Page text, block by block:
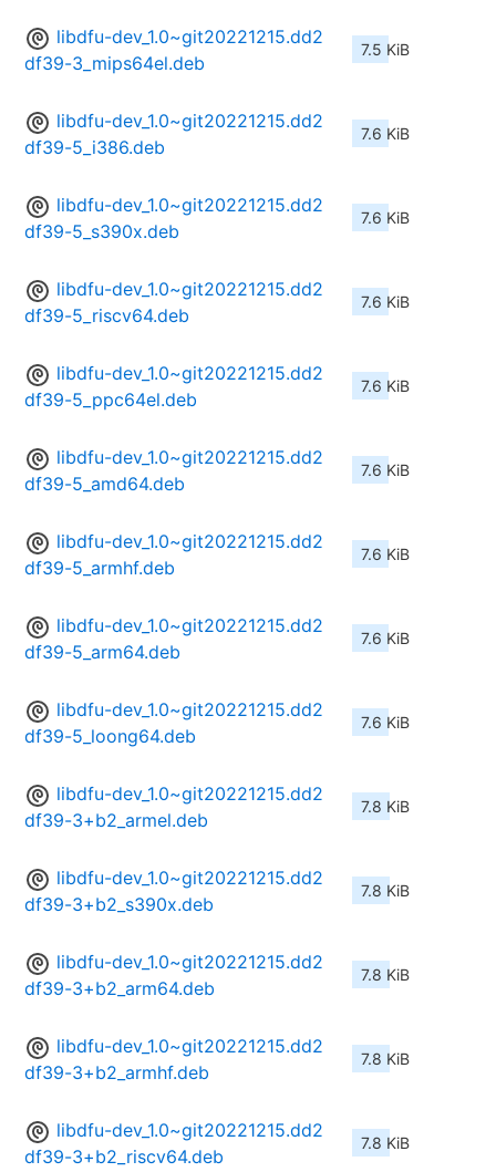
libdfu-dev_1.0~git20221215.dd2
df39-3_mips64el.deb
7.5 KiB
libdfu-dev_1.0~git20221215.dd2
df39-5_i386.deb
7.6 KiB
libdfu-dev_1.0~git20221215.dd2
df39-5_s390x.deb
7.6 KiB
libdfu-dev_1.0~git20221215.dd2
df39-5_riscv64.deb
7.6 KiB
libdfu-dev_1.0~git20221215.dd2
df39-5_ppc64el.deb
7.6 KiB
libdfu-dev_1.0~git20221215.dd2
df39-5_amd64.deb
7.6 KiB
libdfu-dev_1.0~git20221215.dd2
df39-5_armhf.deb
7.6 KiB
libdfu-dev_1.0~git20221215.dd2
df39-5_arm64.deb
7.6 KiB
libdfu-dev_1.0~git20221215.dd2
df39-5_loong64.deb
7.6 KiB
libdfu-dev_1.0~git20221215.dd2
df39-3+b2_armel.deb
7.8 KiB
libdfu-dev_1.0~git20221215.dd2
df39-3+b2_s390x.deb
7.8 KiB
libdfu-dev_1.0~git20221215.dd2
df39-3+b2_arm64.deb
7.8 KiB
libdfu-dev_1.0~git20221215.dd2
df39-3+b2_armhf.deb
7.8 KiB
libdfu-dev_1.0~git20221215.dd2
df39-3+b2_riscv64.deb
7.8 KiB